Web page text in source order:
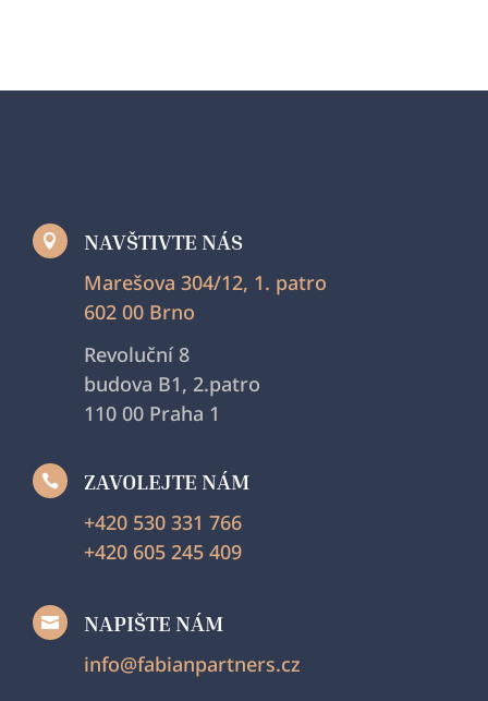

NAVŠTIVTE NÁS
Marešova 304/12, 1. patro
602 00 Brno
Revoluční 8
budova B1, 2.patro
110 00 Praha 1

ZAVOLEJTE NÁM
+420 530 331 766
+420 605 245 409

NAPIŠTE NÁM
info@fabianpartners.cz